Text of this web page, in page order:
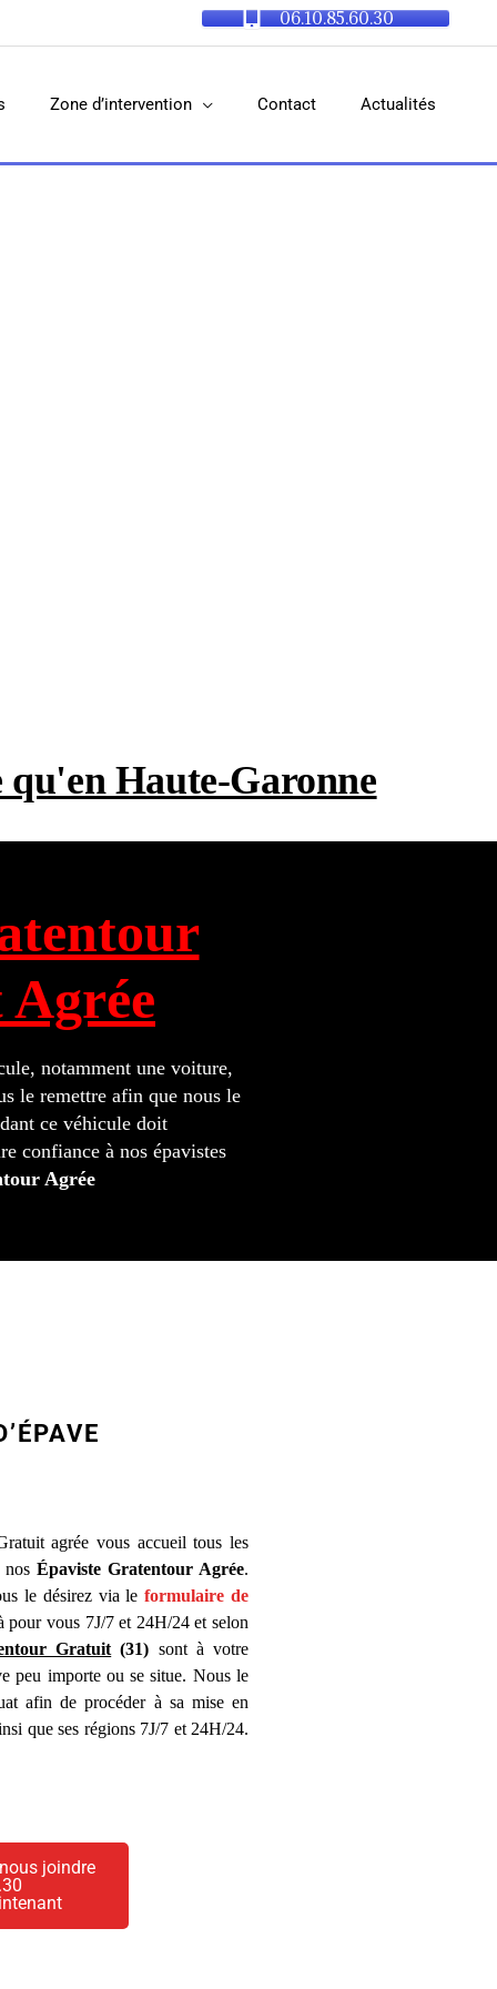
06.10.85.60.30
Zone d’intervention Contact Actualités
qu'en Haute-Garonne
notamment une voiture,
le remettre afin que nous le
ce véhicule doit
confiance à nos épavistes
Agrée
agrée vous accueil tous les
nosÉpaviste Gratentour Agrée.
le désirez via leformulaire de
vous 7J/7 et 24H/24 et selon
Gratuit (31) sont à votre
peu importe ou se situe. Nous le
afin de procéder à sa mise en
que ses régions 7J/7 et 24H/24.
joindre